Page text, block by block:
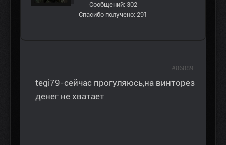
Сообщений: 302
Спасибо получено: 291
tegi79-сейчас прогуляюсь,на винторез
денег не хватает
#86889